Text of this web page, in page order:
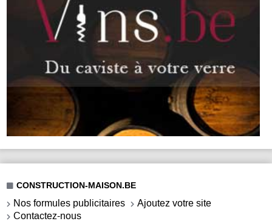
CONSTRUCTION-MAISON.BE
Nos formules publicitaires
Ajoutez votre site
Contactez-nous